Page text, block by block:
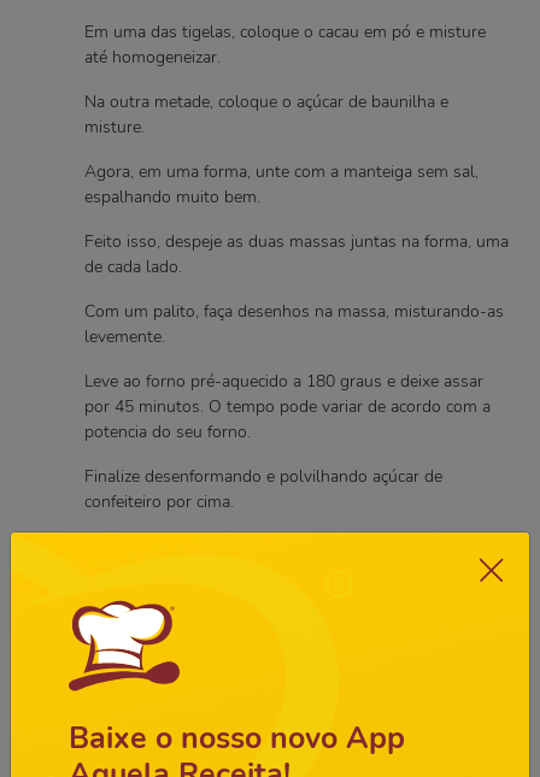
Em uma das tigelas, coloque o cacau em pó e misture
até homogeneizar.
Na outra metade, coloque o açúcar de baunilha e
misture.
Agora, em uma forma, unte com a manteiga sem sal,
espalhando muito bem.
Feito isso, despeje as duas massas juntas na forma, uma
de cada lado.
Com um palito, faça desenhos na massa, misturando-as
levemente.
Leve ao forno pré-aquecido a 180 graus e deixe assar
por 45 minutos. O tempo pode variar de acordo com a
potencia do seu forno.
Finalize desenformando e polvilhando açúcar de
confeiteiro por cima.
Comentários
NomeBaixe o nosso novo App